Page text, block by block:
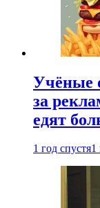
Учёные
за
едят
1 год спустя1